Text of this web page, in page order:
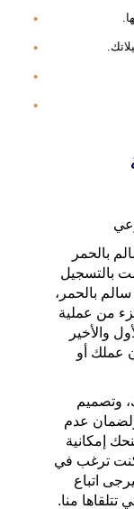
بالحمر
بالتسجيل
بالحمر،
من عملية
والأخير
عملك أو
وتصميم
ولضمان عدم
إمكانية
كنت ترغب في
اتباع
تتلقاها منا.